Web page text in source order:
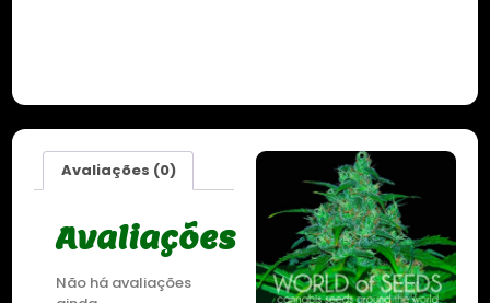
Avaliações (0)
Avaliações
Não há avaliações